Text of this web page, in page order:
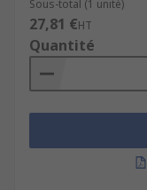
Sous-total (1 unité)
27,81 €HT
Quantité